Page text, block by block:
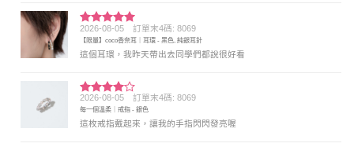
評分5 滿
分 5
2026-08-05 訂單末4碼: 8069
【限量】coco香奈耳｜耳環 - 黑色, 純銀耳針
這個耳環，我昨天帶出去同學們都說很好看
評分4
滿分 5
2026-08-05 訂單末4碼: 8069
每一個溫柔｜戒指 - 銀色
這枚戒指戴起來，讓我的手指閃閃發亮喔